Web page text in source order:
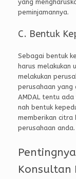
yang
peminjamannya.
C. Bentuk
Sebagai bentuk
harus melakukan
melakukan
perusahaan
AMDAL tentu
nah bentuk
memberikan
perusahaan anda.
Konsultan